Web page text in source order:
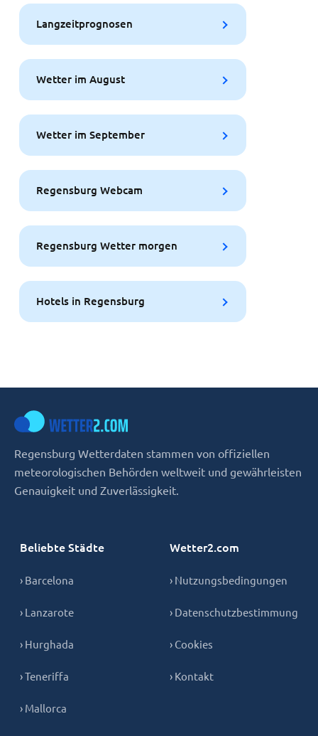
Langzeitprognosen
Wetter im August
Wetter im September
Regensburg Webcam
Regensburg Wetter morgen
Hotels in Regensburg
Regensburg Wetterdaten stammen von offiziellen
meteorologischen Behörden weltweit und gewährleisten
Genauigkeit und Zuverlässigkeit.
Beliebte Städte
› Barcelona
› Lanzarote
› Hurghada
› Teneriffa
› Mallorca
Wetter2.com
› Nutzungsbedingungen
› Datenschutzbestimmung
› Cookies
› Kontakt